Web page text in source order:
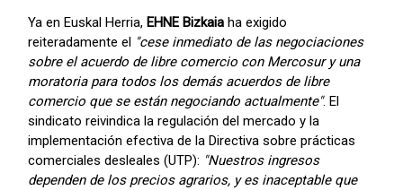
Ya en Euskal Herria, EHNE Bizkaia ha exigido
reiteradamente el "cese inmediato de las negociaciones
sobre el acuerdo de libre comercio con Mercosur y una
moratoria para todos los demás acuerdos de libre
comercio que se están negociando actualmente". El
sindicato reivindica la regulación del mercado y la
implementación efectiva de la Directiva sobre prácticas
comerciales desleales (UTP): "Nuestros ingresos
dependen de los precios agrarios, y es inaceptable que